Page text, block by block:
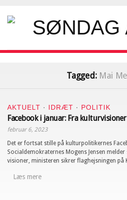
Tagged: Mai
AKTUELT · IDRÆT · POLITIK
Facebook i januar: Fra
februar 6, 2023
Det er fortsat stille på kulturpolitikernes
Socialdemokraternes Mogens Jensen
visioner, ministeren sikrer flaghejsningen på
Læs mere